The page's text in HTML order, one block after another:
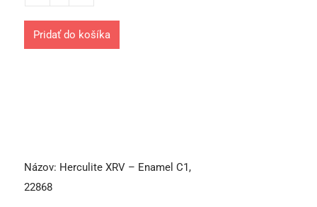
Pridať do košíka
Názov: Herculite XRV – Enamel C1,
22868